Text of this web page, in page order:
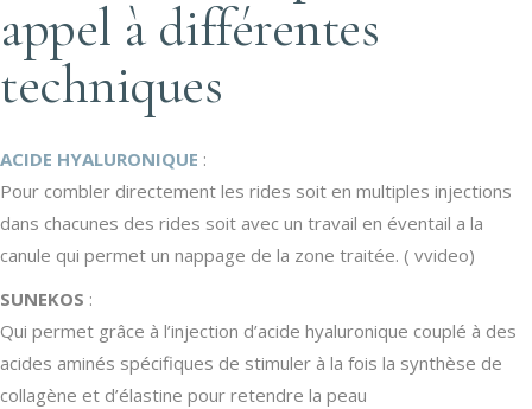
appel à différentes
techniques
ACIDE HYALURONIQUE :
Pour combler directement les rides soit en multiples injections
dans chacunes des rides soit avec un travail en éventail a la
canule qui permet un nappage de la zone traitée. ( vvideo)
SUNEKOS :
Qui permet grâce à l’injection d’acide hyaluronique couplé à des
acides aminés spécifiques de stimuler à la fois la synthèse de
collagène et d’élastine pour retendre la peau